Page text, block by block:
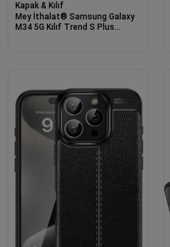
Kapak & Kılıf
Mey İthalat® Samsung Galaxy
M34 5G Kılıf Trend S Plus